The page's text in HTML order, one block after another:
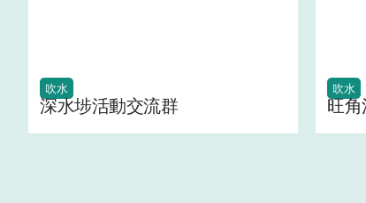
吹水
深水埗活動交流群
吹水
旺角